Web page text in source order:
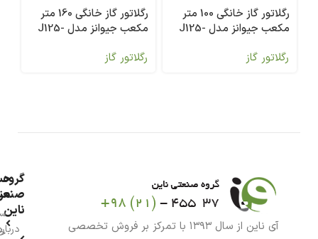
رگلاتور گاز خانگی 100 متر
مکعب جیوانز مدل J125-
رگلاتور گاز
رگلاتور گاز خانگی 160 متر
مکعب جیوانز مدل J125-
رگلاتور گاز
آی ناین از سال ۱۳۹۳ با تمرکز بر فروش تخصصی
گروه
ناین